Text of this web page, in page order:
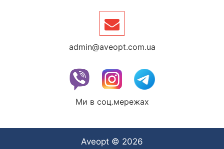
admin@aveopt.com.ua
Ми в соц.мережах
Aveopt © 2026